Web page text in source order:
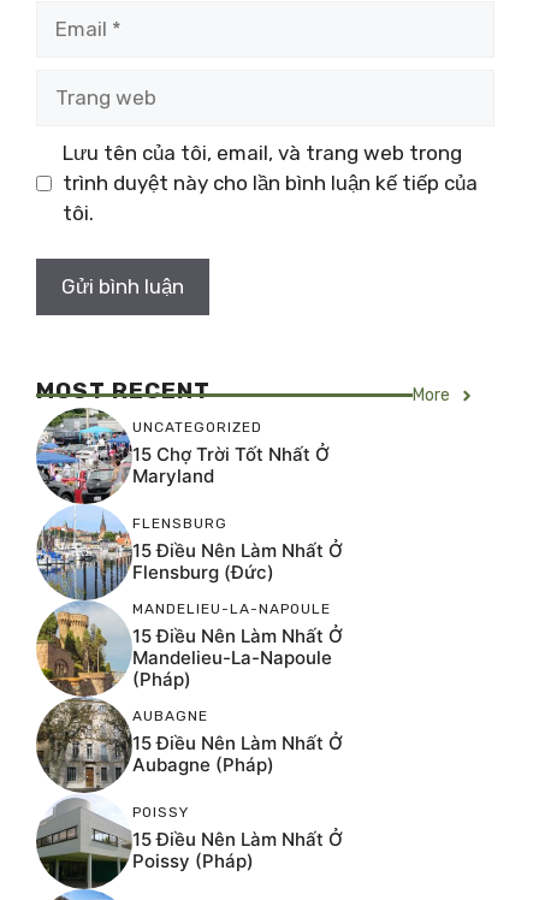
web
Lưu tên của tôi, email, và trang web trong
trình duyệt này cho lần bình luận kế tiếp của
tôi.
MOST RECENT More
UNCATEGORIZED
15 Chợ Trời Tốt Nhất Ở
Maryland
FLENSBURG
15 Điều Nên Làm Nhất Ở
Flensburg (Đức)
MANDELIEU-LA-NAPOULE
15 Điều Nên Làm Nhất Ở
Mandelieu-La-Napoule
(Pháp)
AUBAGNE
15 Điều Nên Làm Nhất Ở
Aubagne (Pháp)
POISSY
15 Điều Nên Làm Nhất Ở
Poissy (Pháp)